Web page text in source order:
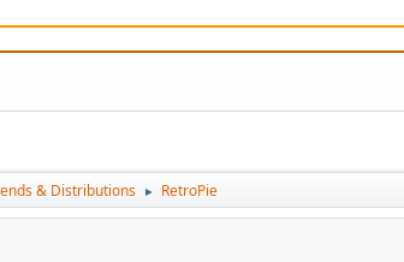
& Distributions ► RetroPie